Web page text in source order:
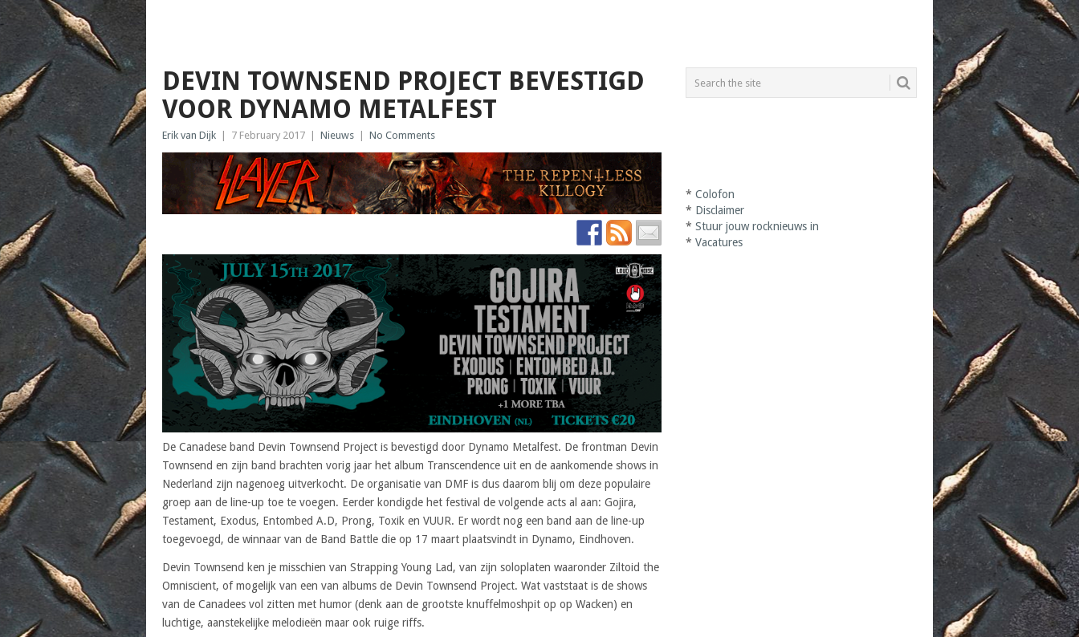
DEVIN TOWNSEND PROJECT BEVESTIGD
VOOR DYNAMO METALFEST
Erik van Dijk 7 February 2017 Nieuws No Comments
De Canadese band Devin Townsend Project is bevestigd door Dynamo Metalfest. De frontman Devin
Townsend en zijn band brachten vorig jaar het album Transcendence uit en de aankomende shows in
Nederland zijn nagenoeg uitverkocht. De organisatie van DMF is dus daarom blij om deze populaire
groep aan de line-up toe te voegen. Eerder kondigde het festival de volgende acts al aan: Gojira,
Testament, Exodus, Entombed A.D, Prong, Toxik en VUUR. Er wordt nog een band aan de line-up
toegevoegd, de winnaar van de Band Battle die op 17 maart plaatsvindt in Dynamo, Eindhoven.
Devin Townsend ken je misschien van Strapping Young Lad, van zijn soloplaten waaronder Ziltoid the
Omniscient, of mogelijk van een van albums de Devin Townsend Project. Wat vaststaat is de shows
van de Canadees vol zitten met humor (denk aan de grootste knuffelmoshpit op op Wacken) en
luchtige, aanstekelijke melodieën maar ook ruige riffs.
*Colofon
* Disclaimer
*Stuur jouw rocknieuws in
*Vacatures